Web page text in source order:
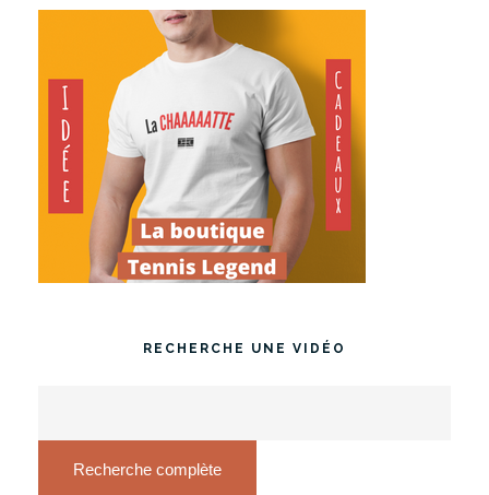
RECHERCHE UNE VIDÉO
Recherche complète